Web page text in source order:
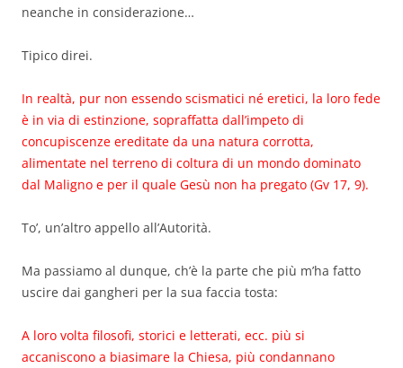
neanche in considerazione…
Tipico direi.
In realtà, pur non essendo scismatici né eretici, la loro fede
è in via di estinzione, sopraffatta dall’impeto di
concupiscenze ereditate da una natura corrotta,
alimentate nel terreno di coltura di un mondo dominato
dal Maligno e per il quale Gesù non ha pregato (Gv 17, 9).
To’, un’altro appello all’Autorità.
Ma passiamo al dunque, ch’è la parte che più m’ha fatto
uscire dai gangheri per la sua faccia tosta:
A loro volta filosofi, storici e letterati, ecc. più si
accaniscono a biasimare la Chiesa, più condannano